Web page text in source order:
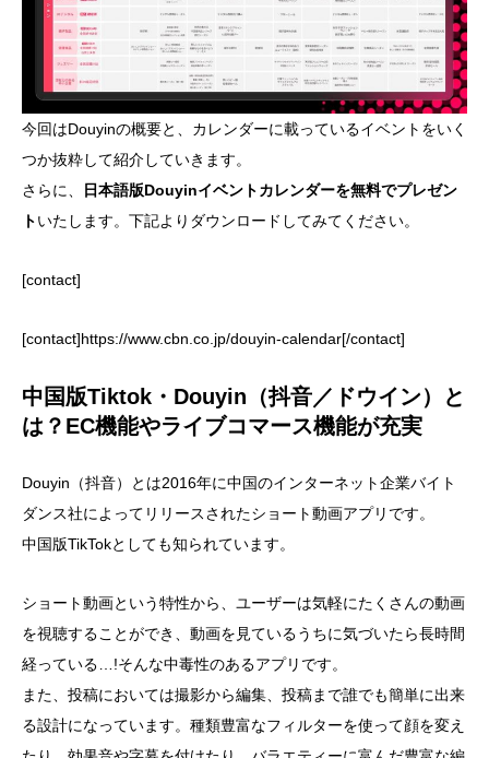
今回はDouyinの概要と、カレンダーに載っているイベントをいく
つか抜粋して紹介していきます。
さらに、
日本語版Douyinイベントカレンダーを無料でプレゼン
トいたします。下記よりダウンロードしてみてください。
[contact]
[contact]https://www.cbn.co.jp/douyin-calendar[/contact]
中国版Tiktok・Douyin（抖音／ドウイン）と
は？EC機能やライブコマース機能が充実
Douyin（抖音）とは2016年に中国のインターネット企業バイト
ダンス社によってリリースされたショート動画アプリです。
中国版TikTokとしても知られています。
ショート動画という特性から、ユーザーは気軽にたくさんの動画
を視聴することができ、動画を見ているうちに気づいたら長時間
経っている…!そんな中毒性のあるアプリです。
また、投稿においては撮影から編集、投稿まで誰でも簡単に出来
る設計になっています。種類豊富なフィルターを使って顔を変え